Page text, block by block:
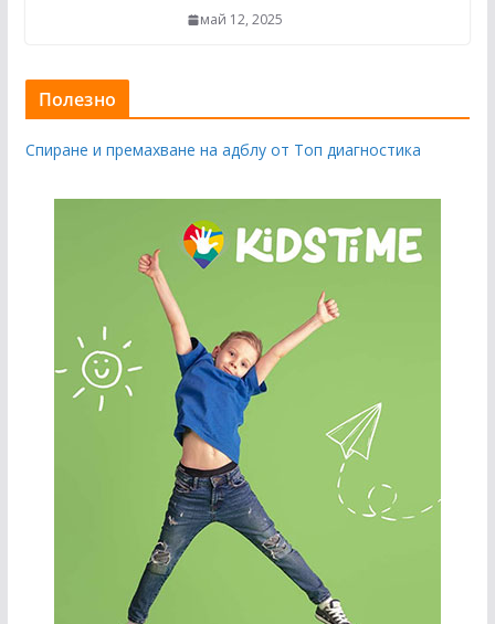
май 12, 2025
Полезно
Спиране и премахване на адблу от Топ диагностика